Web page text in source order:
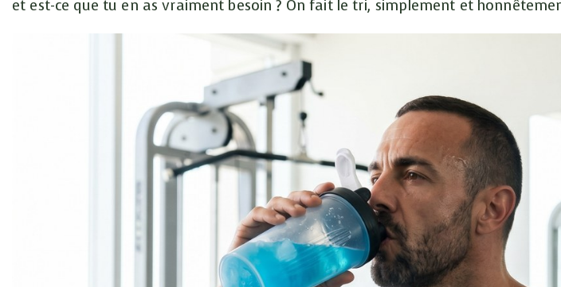
et est-ce que tu en as vraiment besoin ? On fait le tri, simplement et